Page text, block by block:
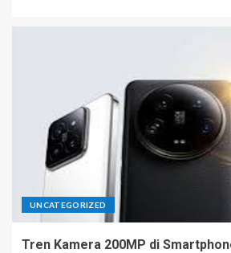
UNCATEGORIZED
Tren Kamera 200MP di